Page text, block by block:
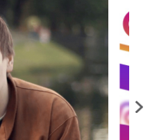
Next